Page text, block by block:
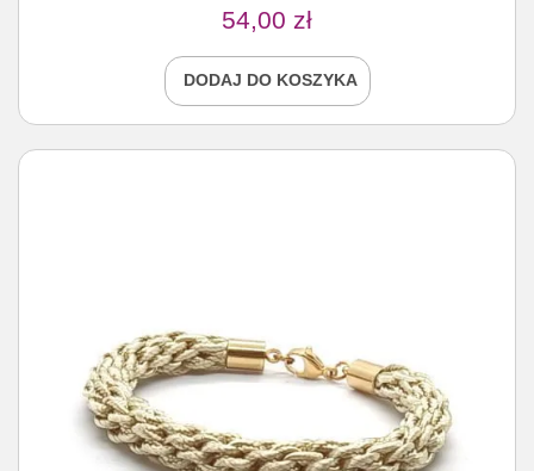
54,00 zł
DODAJ DO KOSZYKA